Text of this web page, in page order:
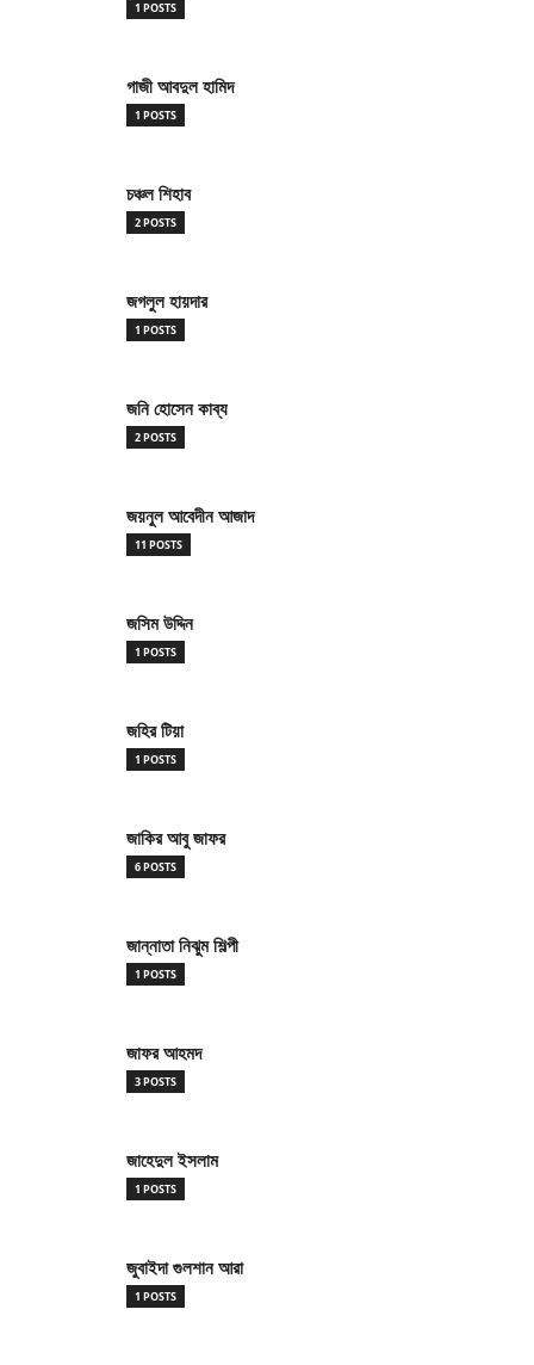
1 POSTS
গাজী আবদুল হামিদ
1 POSTS
চঞ্চল শিহাব
2 POSTS
জগলুল হায়দার
1 POSTS
জনি হোসেন কাব্য
2 POSTS
জয়নুল আবেদীন আজাদ
11 POSTS
জসিম উদ্দিন
1 POSTS
জহির টিয়া
1 POSTS
জাকির আবু জাফর
6 POSTS
জান্নাতা নিঝুম শিল্পী
1 POSTS
জাফর আহমদ
3 POSTS
জাহেদুল ইসলাম
1 POSTS
জুবাইদা গুলশান আরা
1 POSTS